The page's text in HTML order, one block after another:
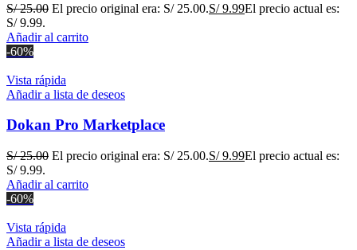
S/25.00 El precio original era: S/ 25.00.S/9.99El precio actual es:
S/ 9.99.
Añadir al carrito
-60%
Vista rápida
Añadir a lista de deseos
Dokan Pro Marketplace
S/25.00 El precio original era: S/ 25.00.S/9.99El precio actual es:
S/ 9.99.
Añadir al carrito
-60%
Vista rápida
Añadir a lista de deseos